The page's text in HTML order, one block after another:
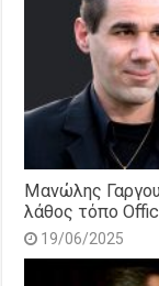
Μανώλης
λάθος τόπο
19/06/2025